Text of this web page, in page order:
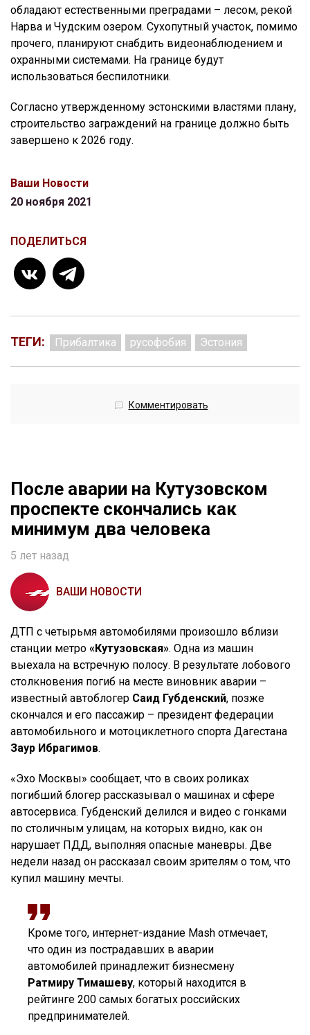
обладают естественными преградами – лесом, рекой
Нарва и Чудским озером. Сухопутный участок, помимо
прочего, планируют снабдить видеонаблюдением и
охранными системами. На границе будут
использоваться беспилотники.
Согласно утвержденному эстонскими властями плану,
строительство заграждений на границе должно быть
завершено к 2026 году.
Ваши Новости
20 ноября 2021
ПОДЕЛИТЬСЯ
ТЕГИ: Прибалтика русофобия Эстония
Комментировать
После аварии на Кутузовском
проспекте скончались как
минимум два человека
5 лет назад
ВАШИ НОВОСТИ
ДТП с четырьмя автомобилями произошло вблизи
станции метро «Кутузовская». Одна из машин
выехала на встречную полосу. В результате лобового
столкновения погиб на месте виновник аварии –
известный автоблогер Саид Губденский, позже
скончался и его пассажир – президент федерации
автомобильного и мотоциклетного спорта Дагестана
Заур Ибрагимов.
«Эхо Москвы» сообщает, что в своих роликах
погибший блогер рассказывал о машинах и сфере
автосервиса. Губденский делился и видео с гонками
по столичным улицам, на которых видно, как он
нарушает ПДД, выполняя опасные маневры. Две
недели назад он рассказал своим зрителям о том, что
купил машину мечты.
Кроме того, интернет-издание Mash отмечает,
что один из пострадавших в аварии
автомобилей принадлежит бизнесмену
Ратмиру Тимашеву, который находится в
рейтинге 200 самых богатых российских
предпринимателей.